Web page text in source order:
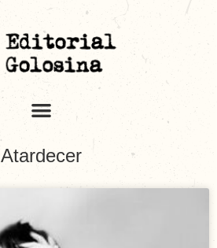
Atardecer